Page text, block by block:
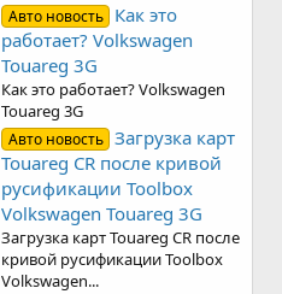
Авто новость
Как это
работает? Volkswagen
Touareg 3G
Как это работает? Volkswagen
Touareg 3G
Авто новость Загрузка карт
Touareg CR после кривой
русификации Toolbox
Volkswagen Touareg 3G
Загрузка карт Touareg CR после
кривой русификации Toolbox
Volkswagen...